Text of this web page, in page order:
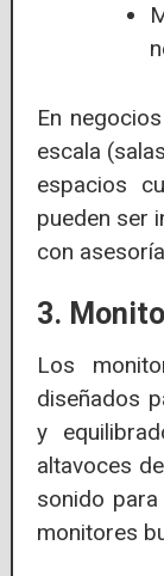
En
escala
espacios
pueden ser
con
3.
Los
diseñados
y
altavoces
sonido para
monitores